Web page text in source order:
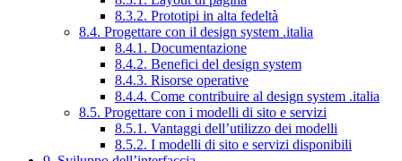
8.3.2. Prototipi in alta fedeltà
8.4. Progettare con il design system .italia
8.4.1. Documentazione
8.4.2. Benefici del design system
8.4.3. Risorse operative
8.4.4. Come contribuire al design system .italia
8.5. Progettare con i modelli di sito e servizi
8.5.1. Vantaggi dell’utilizzo dei modelli
8.5.2. I modelli di sito e servizi disponibili